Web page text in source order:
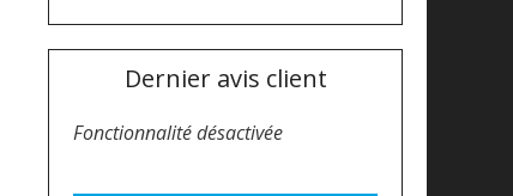
Dernier avis client
Fonctionnalité désactivée